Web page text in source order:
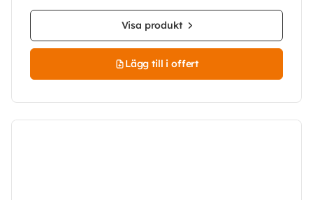
Visa produkt
Lägg till i offert